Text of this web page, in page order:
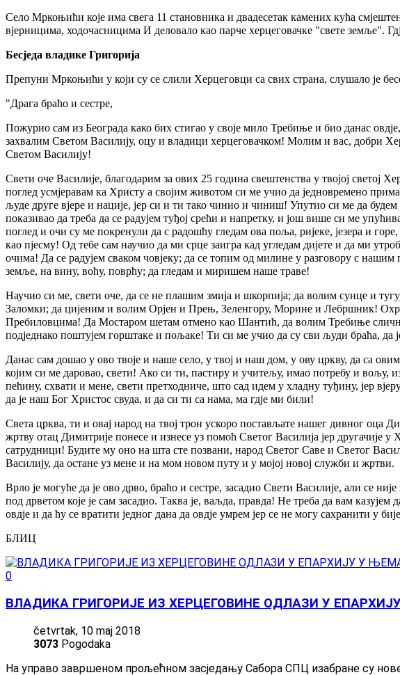
Село Мркоњићи које има свега 11 становника и двадесетак камених кућа
вјерницима, ходочасницима И деловало као парче херцеговачке "свете земље".
Бесједа владике Григорија
Препуни Мркоњићи у који су се слили Херцеговци са свих страна, слушало је
"Драга браћо и сестре,
Пожурио сам из Београда како бих стигао у своје мило Требиње и био данас
захвалим Светом Василију, оцу и владици херцеговачком! Молим и вас, добри
Светом Василију!
Свети оче Василије, благодарим за ових 25 година свештенства у твојој
поглед усмјеравам ка Христу а својим животом си ме учио да једновремено
људе друге вјере и нације, јер си и ти тако чинио и чиниш! Упутио си ме да
показивао да треба да се радујем туђој срећи и напретку, и још више си ме
поглед и очи су ме покренули да с радошћу гледам ова поља, ријеке, језера и
као пјесму! Од тебе сам научио да ми срце заигра кад угледам дијете и да ми
очима! Да се радујем сваком човјеку; да се топим од милине у разговору с
земље, на вину, воћу, поврћу; да гледам и миришем наше траве!
Научио си ме, свети оче, да се не плашим змија и шкорпија; да волим сунце и
Заломки; да цијеним и волим Орјен и Прењ, Зеленгору, Морине и Лебршник!
Пребиловцима! Да Мостаром шетам отмено као Шантић, да волим Требиње
подједнако поштујем горштаке и пољаке! Ти си ме учио да су сви људи браћа,
Данас сам дошао у ово твоје и наше село, у твој и наш дом, у ову цркву, да са
којим си ме даровао, свети! Ако си ти, пастиру и учитељу, имао потребу и вољу,
пећину, схвати и мене, свети претходниче, што сад идем у хладну туђину, јер
да је наш Бог Христос свуда, и да си ти са нама, ма гдје ми били!
Света црква, ти и овај народ на твој трон ускоро постављате нашег дивног оца
жртву отац Димитрије понесе и изнесе уз помоћ Светог Василија јер
сатрудници! Будите му оно на шта сте позвани, народ Светог Саве и Светог
Василију, да остане уз мене и на мом новом путу и у мојој новој служби и жртви.
Врло је могуће да је ово дрво, браћо и сестре, засадио Свети Василије, али се
под дрветом које је сам засадио. Таква је, ваљда, правда! Не треба да вам
овдје и да ћу се вратити једног дана да овдје умрем јер се не могу сахранити у
БЛИЦ
0
ВЛАДИКА ГРИГОРИЈЕ ИЗ ХЕРЦЕГОВИНЕ ОДЛАЗИ У
četvrtak, 10 maj 2018
3073 Pogodaka
На управо завршеном прољећном засједању Сабора СПЦ изабране су нове